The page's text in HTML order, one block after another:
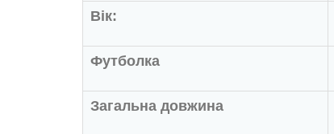
Вік:
Футболка
Загальна довжина